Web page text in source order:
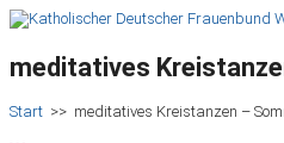
meditatives
Start >> meditatives Kreistanzen –